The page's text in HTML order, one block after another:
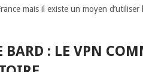
mais il existe un moyen
BARD : LE VPN